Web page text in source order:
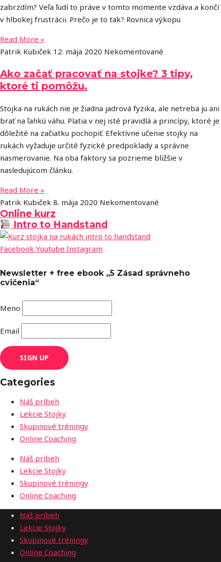
zabrzdím? Veľa ľudí to práve v tomto momente vzdáva a končí
v hlbokej frustrácii. Prečo je to tak? Rovnica výkopu
Read More »
Patrik Kubiček 12. mája 2020 Nekomentované
Ako začať pracovať na stojke? 3 tipy,
ktoré ti pomôžu.
Stojka na rukách nie je žiadna jadrová fyzika, ale netreba ju ani
brať na ľahkú váhu. Platia v nej isté pravidlá a princípy, ktoré je
dôležité na začiatku pochopiť. Efektívne učenie stojky na
rukách vyžaduje určité fyzické predpoklady a správne
nasmerovanie. Na oba faktory sa pozrieme bližšie v
nasledujúcom článku.
Read More »
Patrik Kubiček 8. mája 2020 Nekomentované
Online kurz
Intro to Handstand
Facebook Youtube Instagram
Newsletter + free ebook „5 Zásad správneho
cvičenia“
Meno
Email
Categories
Náš príbeh
Lekcie Stojky
Skupinové tréningy
Online Coaching
Náš príbeh
Lekcie Stojky
Skupinové tréningy
Online Coaching
Náš príbeh
Lekcie Stojky
Skupinové tréningy
Online Coaching